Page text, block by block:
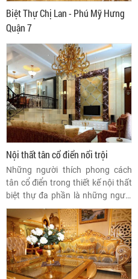
Biệt Thự Chị Lan - Phú Mỹ Hưng
Quận 7
Nội thất tân cổ điển nổi trội
Những người thích phong cách
tân cổ điển trong thiết kế nội thất
biệt thự đa phần là những người
lãng mạn, linh động và giàu sức
sáng tạo. Nội thất biệt thự tân cổ
điển là sự kết hợp hoàn hảo giữa
những đường nét tinh xảo cổ điển
và sự cách tân tươi mới, tạo nên
sức hút khó cưỡng.